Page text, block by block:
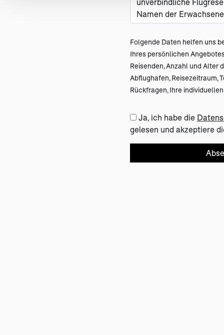
Folgende Daten helfen uns
Ihres persönlichen
Reisenden, Anzahl und Alter
Abflughafen, Reisezeitraum,
Rückfragen, Ihre
Ja, ich habe die
gelesen und akzeptiere